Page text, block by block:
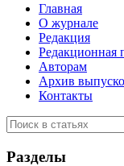
Главная
О журнале
Редакция
Редакционная
Авторам
Архив
Контакты
Разделы